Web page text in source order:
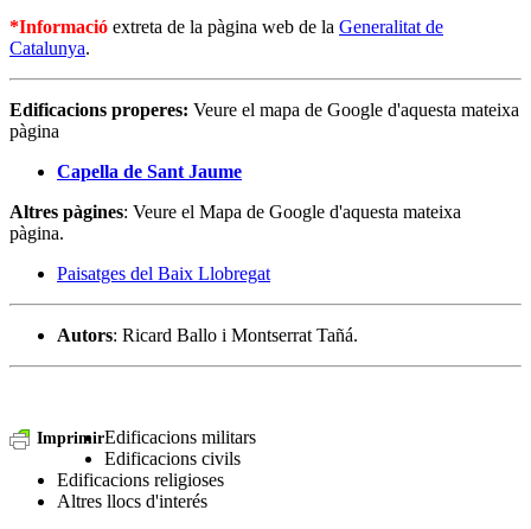
*Informació extreta de la pàgina web de la Generalitat de
Catalunya.
Edificacions properes: Veure el mapa de Google d'aquesta mateixa
pàgina
Capella de Sant Jaume
Altres pàgines: Veure el Mapa de Google d'aquesta mateixa
pàgina.
Paisatges del Baix Llobregat
Autors: Ricard Ballo i Montserrat Tañá.
ImprimirEdificacions militars
Edificacions civils
Edificacions religioses
Altres llocs d'interés